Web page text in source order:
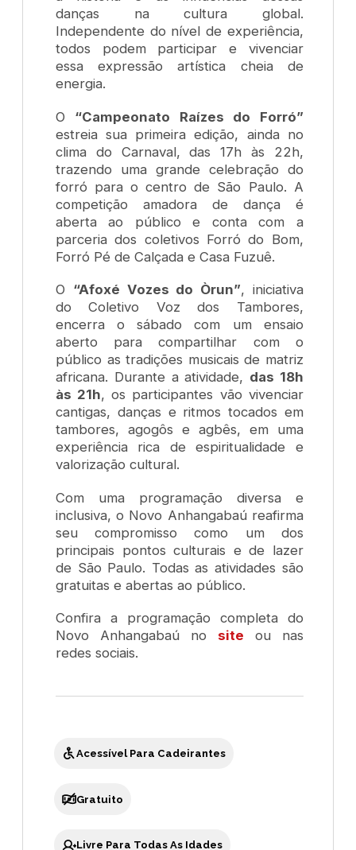
danças na cultura global.
Independente do nível de experiência,
todos podem participar e vivenciar
essa expressão artística cheia de
energia.
O “Campeonato Raízes do Forró”
estreia sua primeira edição, ainda no
clima do Carnaval, das 17h às 22h,
trazendo uma grande celebração do
forró para o centro de São Paulo. A
competição amadora de dança é
aberta ao público e conta com a
parceria dos coletivos Forró do Bom,
Forró Pé de Calçada e Casa Fuzuê.
O “Afoxé Vozes do Òrun”, iniciativa
do Coletivo Voz dos Tambores,
encerra o sábado com um ensaio
aberto para compartilhar com o
público as tradições musicais de matriz
africana. Durante a atividade, das 18h
às 21h, os participantes vão vivenciar
cantigas, danças e ritmos tocados em
tambores, agogôs e agbês, em uma
experiência rica de espiritualidade e
valorização cultural.
Com uma programação diversa e
inclusiva, o Novo Anhangabaú reafirma
seu compromisso como um dos
principais pontos culturais e de lazer
de São Paulo. Todas as atividades são
gratuitas e abertas ao público.
Confira a programação completa do
Novo Anhangabaú no site ou nas
redes sociais.
Acessível Para Cadeirantes
Gratuito
Livre Para Todas As Idades